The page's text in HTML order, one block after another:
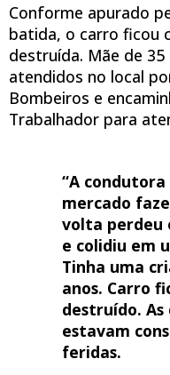
Conforme apurado
batida, o carro ficou
destruída. Mãe de
atendidos no local
Bombeiros e
Trabalhador para
“A
mercado
volta perdeu
e colidiu em
Tinha uma
anos. Carro
destruído.
estavam
feridas.